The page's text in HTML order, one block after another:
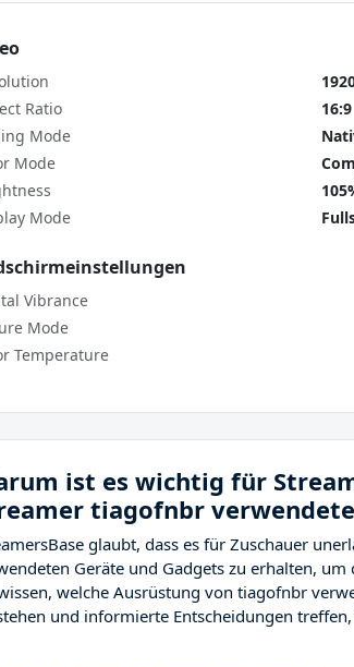
Ratio
16:9
Mode
Mode
Mode
Vibrance
Mode
Temperature
ist es wichtig für
tiagofnbr
glaubt, dass es für Zuschauer
Geräte und Gadgets zu erhalten,
welche Ausrüstung von tiagofnbr
und informierte Entscheidungen